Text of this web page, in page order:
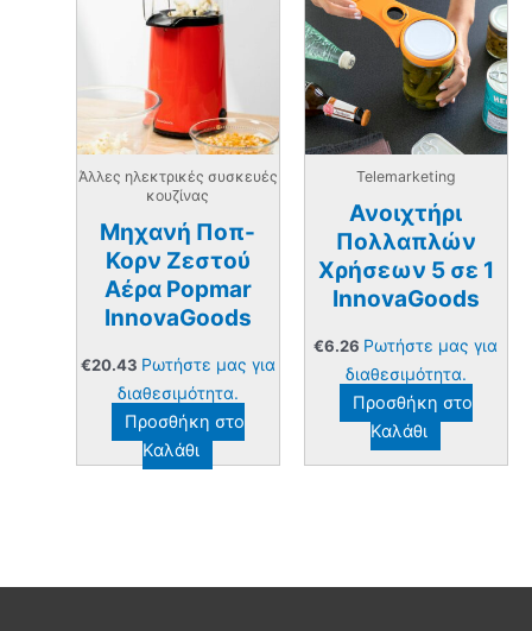
Άλλες ηλεκτρικές συσκευές
κουζίνας
Μηχανή Ποπ-
Κορν Ζεστού
Αέρα Popmar
InnovaGoods
€20.43 Ρωτήστε μας για
διαθεσιμότητα.
Προσθήκη στο
Καλάθι
Telemarketing
Ανοιχτήρι
Πολλαπλών
Χρήσεων 5 σε 1
InnovaGoods
€6.26 Ρωτήστε μας για
διαθεσιμότητα.
Προσθήκη στο
Καλάθι